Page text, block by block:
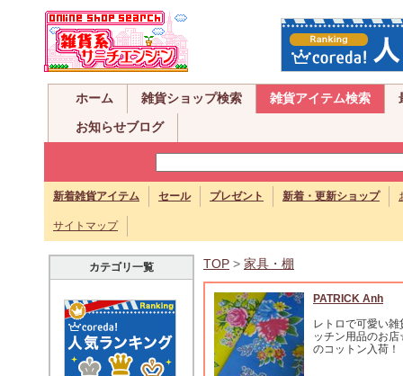
ホーム 雑貨ショップ検索 雑貨アイテム検索
お知らせブログ
新着雑貨アイテム セール プレゼント 新着・更新ショップ
サイトマップ
カテゴリ一覧 TOP > 家具・棚
PATRICK Anh
レトロで可愛い雑
ッチン用品のお
のコットン入荷！